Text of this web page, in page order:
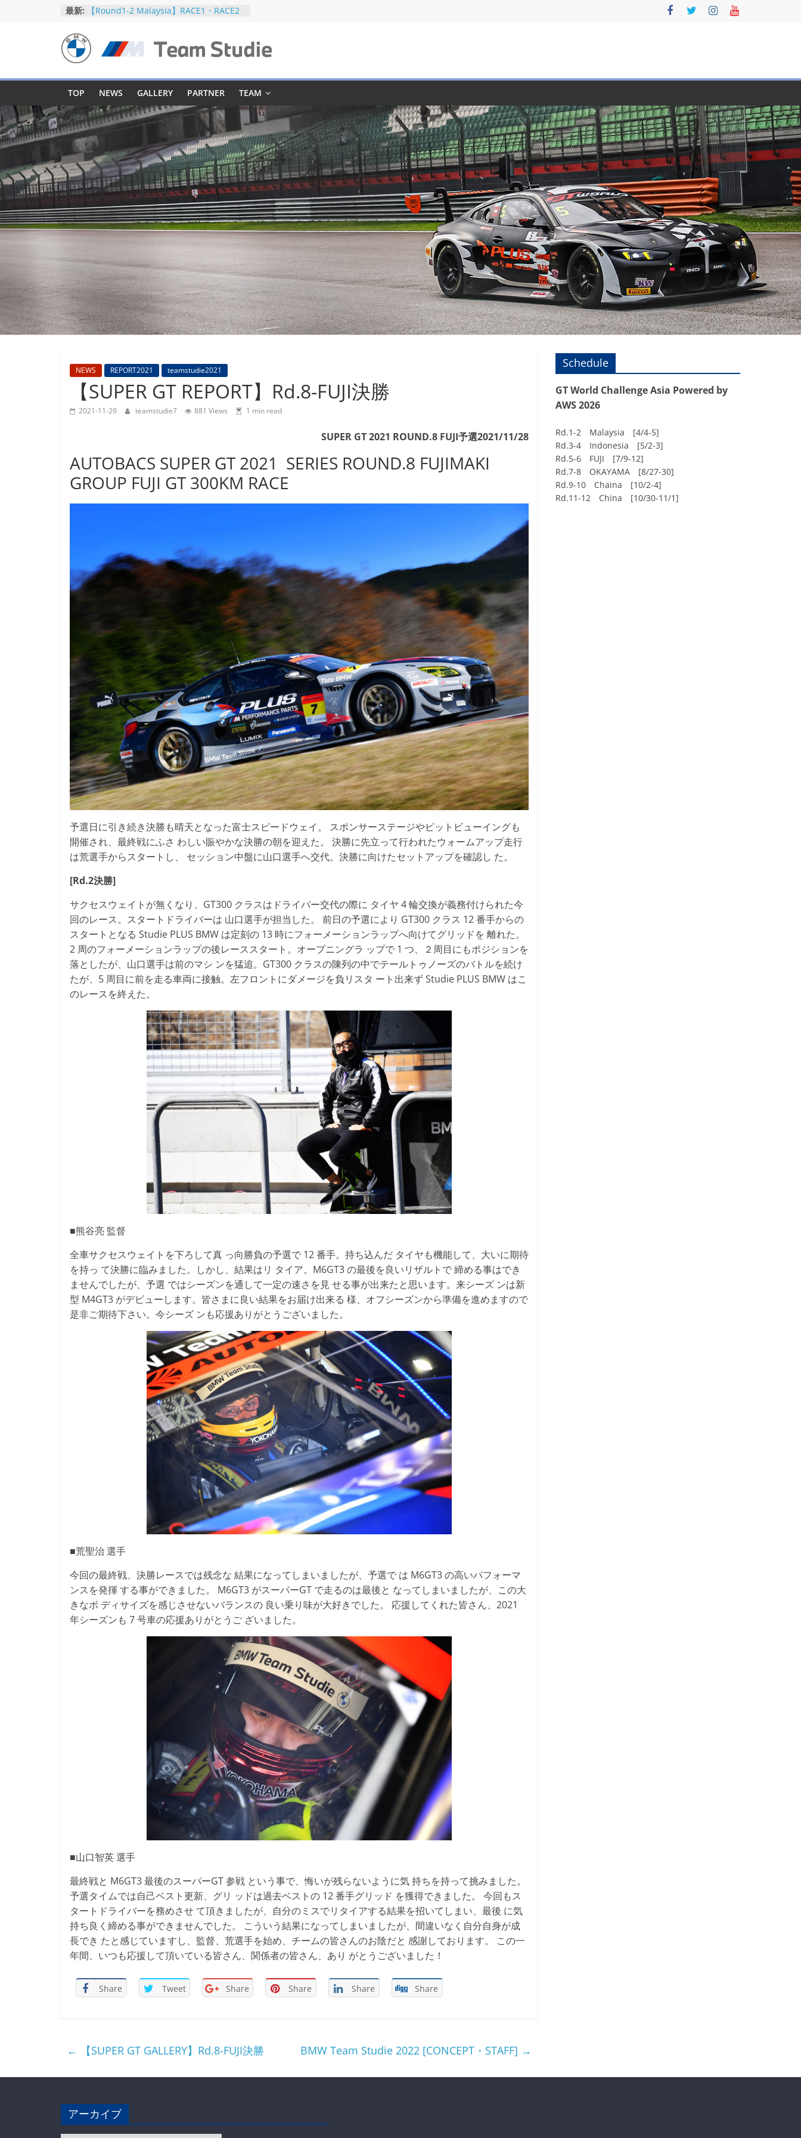
へ
キ
ッ
プ
最新:
【Round1-2 Malaysia】RACE1・RACE2
【Round5-6 JAPAN】公式練習
【Round3-4 Indonesia】RACE1・RACE2
BMW
M
Team
Studie
SUPER
BMW
M
Studie
TOP NEWS GALLERY PARTNER TEAM
NEWS REPORT2021 teamstudie2021
【SUPER GT REPORT】Rd.8-FUJI決勝
2021-11-29 teamstudie7 881 Views 1 min read
SUPER GT 2021 ROUND.8 FUJI予選2021/11/28
AUTOBACS SUPER GT 2021 SERIES ROUND.8 FUJIMAKI
GROUP FUJI GT 300KM RACE
予選日に引き続き決勝も晴天となった富士スピードウェイ。 スポンサーステージやピットビューイングも
開催され、最終戦にふさ わしい賑やかな決勝の朝を迎えた。 決勝に先立って行われたウォームアップ走行
は荒選手からスタートし、 セッション中盤に山口選手へ交代。決勝に向けたセットアップを確認し た。
[Rd.2決勝]
サクセスウェイトが無くなり、GT300 クラスはドライバー交代の際に タイヤ 4 輪交換が義務付けられた今
回のレース。スタートドライバーは 山口選手が担当した。 前日の予選により GT300 クラス 12 番手からの
スタートとなる Studie PLUS BMW は定刻の 13 時にフォーメーションラップへ向けてグリッドを 離れた。
2 周のフォーメーションラップの後レーススタート。オープニングラ ップで 1 つ、２周目にもポジションを
落としたが、山口選手は前のマシ ンを猛追。GT300 クラスの陳列の中でテールトゥノーズのバトルを続け
たが、5 周目に前を走る車両に接触。左フロントにダメージを負リスタ ート出来ず Studie PLUS BMW はこ
のレースを終えた。
■熊谷亮 監督
全車サクセスウェイトを下ろして真 っ向勝負の予選で 12 番手。持ち込んだ タイヤも機能して、大いに期待
を持っ て決勝に臨みました。しかし、結果はリ タイア。M6GT3 の最後を良いリザルトで 締める事はでき
ませんでしたが、予選 ではシーズンを通して一定の速さを見 せる事が出来たと思います。来シーズ ンは新
型 M4GT3 がデビューします。皆さまに良い結果をお届け出来る 様、オフシーズンから準備を進めますので
是非ご期待下さい。今シーズ ンも応援ありがとうございました。
■荒聖治 選手
今回の最終戦、決勝レースでは残念な 結果になってしまいましたが、予選で は M6GT3 の高いパフォーマ
ンスを発揮 する事ができました。 M6GT3 がスーパーGT で走るのは最後と なってしまいましたが、この大
きなボ ディサイズを感じさせないバランスの 良い乗り味が大好きでした。 応援してくれた皆さん、2021
年シーズンも 7 号車の応援ありがとうご ざいました。
■山口智英 選手
最終戦と M6GT3 最後のスーパーGT 参戦 という事で、悔いが残らないように気 持ちを持って挑みました。
予選タイムでは自己ベスト更新、グリ ッドは過去ベストの 12 番手グリッド を獲得できました。 今回もス
タートドライバーを務めさせ て頂きましたが、自分のミスでリタイアする結果を招いてしまい、最後 に気
持ち良く締める事ができませんでした。 こういう結果になってしまいましたが、間違いなく自分自身が成
長でき たと感じていますし、監督、荒選手を始め、チームの皆さんのお陰だと 感謝しております。 この一
年間、いつも応援して頂いている皆さん、関係者の皆さん、あり がとうございました！
Share Tweet Share Share Share Share
← 【SUPER GT GALLERY】Rd.8-FUJI決勝 BMW Team Studie 2022 [CONCEPT・STAFF] →
Schedule
GT World Challenge Asia Powered by
AWS 2026
Rd.1-2 Malaysia [4/4-5]
Rd.3-4 Indonesia [5/2-3]
Rd.5-6 FUJI [7/9-12]
Rd.7-8 OKAYAMA [8/27-30]
Rd.9-10 Chaina [10/2-4]
Rd.11-12 China [10/30-11/1]
アーカイブ